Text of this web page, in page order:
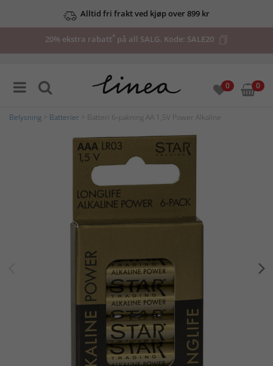
Alltid fri frakt ved kjøp over 899 kr
20% ekstra rabatt* på all SALG. Kode: SALE20
0 0
Belysning Batterier > Batteri 6‑pakning AA 1,5V Power Alkaline